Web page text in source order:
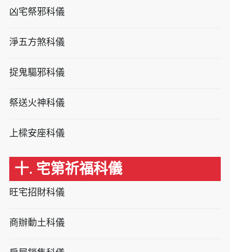
凶宅祭邪科儀
淨五方煞科儀
捉鬼驅邪科儀
祭送火神科儀
上樑安座科儀
十. 宅第祈福科儀
旺宅招財科儀
商辦動土科儀